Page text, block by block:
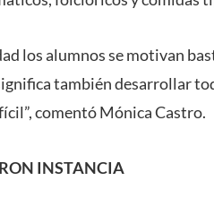
los alumnos se motivan
también desarrollar
comentó Mónica Castro.
INSTANCIA